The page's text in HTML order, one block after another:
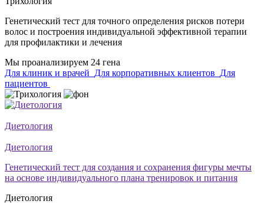
Генетический тест для точного определения рисков потери
волос и построения индивидуальной эффективной терапии
для профилактики и лечения
Мы проанализируем 24 гена
Для клиник и врачей Для корпоративных клиентов Для
пациентов
Диетология
Диетология
Генетический тест для создания и сохранения фигуры мечты
на основе индивидуального плана тренировок и питания
Диетология